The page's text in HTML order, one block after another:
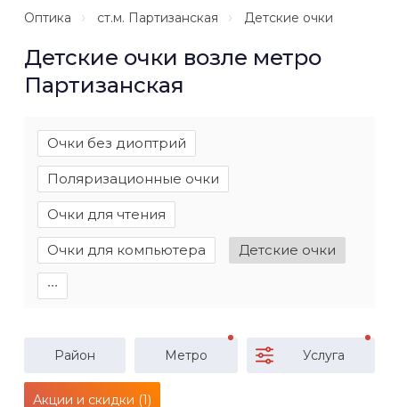
Оптика ст.м. Партизанская Детские очки
Детские очки возле метро
Партизанская
Очки без диоптрий
Поляризационные очки
Очки для чтения
Очки для компьютера Детские очки
∙∙∙
Район Метро Услуга
Акции и скидки (1)